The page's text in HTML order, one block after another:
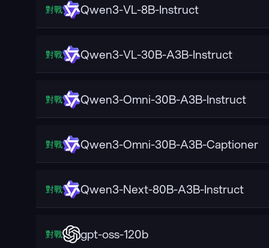
對戰 Qwen3-VL-8B-Instruct
對戰 Qwen3-VL-30B-A3B-Instruct
對戰 Qwen3-Omni-30B-A3B-Instruct
對戰 Qwen3-Omni-30B-A3B-Captioner
對戰 Qwen3-Next-80B-A3B-Instruct
對戰 gpt-oss-120b